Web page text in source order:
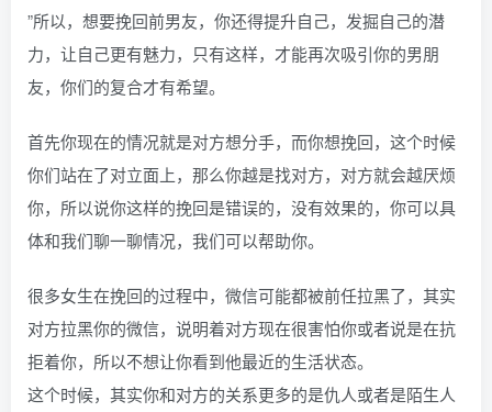
”所以，想要挽回前男友，你还得提升自己，发掘自己的潜
力，让自己更有魅力，只有这样，才能再次吸引你的男朋
友，你们的复合才有希望。
首先你现在的情况就是对方想分手，而你想挽回，这个时候
你们站在了对立面上，那么你越是找对方，对方就会越厌烦
你，所以说你这样的挽回是错误的，没有效果的，你可以具
体和我们聊一聊情况，我们可以帮助你。
很多女生在挽回的过程中，微信可能都被前任拉黑了，其实
对方拉黑你的微信，说明着对方现在很害怕你或者说是在抗
拒着你，所以不想让你看到他最近的生活状态。
这个时候，其实你和对方的关系更多的是仇人或者是陌生人